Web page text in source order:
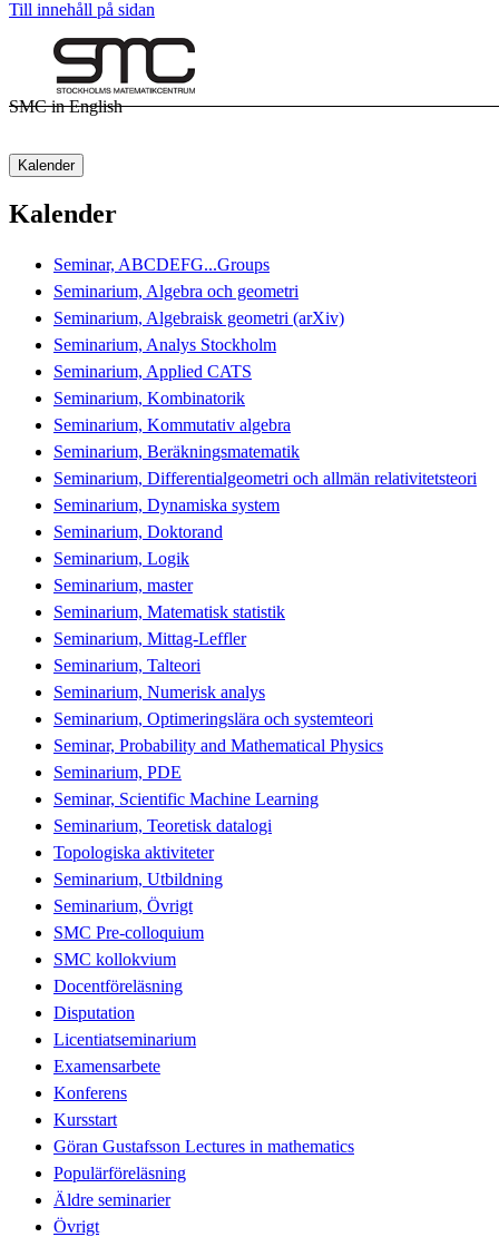
Till innehåll på sidan
SMC in English
Kalender
Kalender
Seminar, ABCDEFG...Groups
Seminarium, Algebra och geometri
Seminarium, Algebraisk geometri (arXiv)
Seminarium, Analys Stockholm
Seminarium, Applied CATS
Seminarium, Kombinatorik
Seminarium, Kommutativ algebra
Seminarium, Beräkningsmatematik
Seminarium, Differentialgeometri och allmän relativitetsteori
Seminarium, Dynamiska system
Seminarium, Doktorand
Seminarium, Logik
Seminarium, master
Seminarium, Matematisk statistik
Seminarium, Mittag-Leffler
Seminarium, Talteori
Seminarium, Numerisk analys
Seminarium, Optimeringslära och systemteori
Seminar, Probability and Mathematical Physics
Seminarium, PDE
Seminar, Scientific Machine Learning
Seminarium, Teoretisk datalogi
Topologiska aktiviteter
Seminarium, Utbildning
Seminarium, Övrigt
SMC Pre-colloquium
SMC kollokvium
Docentföreläsning
Disputation
Licentiatseminarium
Examensarbete
Konferens
Kursstart
Göran Gustafsson Lectures in mathematics
Populärföreläsning
Äldre seminarier
Övrigt